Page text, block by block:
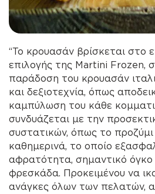
“Το κρουασάν βρίσκεται στο
επιλογής της Martini Frozen,
παράδοση του κρουασάν
και δεξιοτεχνία, όπως
καμπύλωση του κάθε
συνδυάζεται με την
συστατικών, όπως το
καθημερινά, το οποίο
αφρατότητα, σημαντικό όγκο
φρεσκάδα. Προκειμένου να
ανάγκες όλων των πελατών,